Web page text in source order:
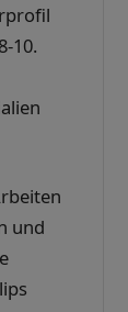
10.
und